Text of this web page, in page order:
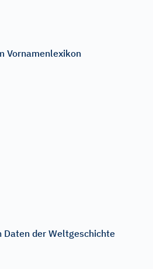
Vornamenlexikon
der Weltgeschichte